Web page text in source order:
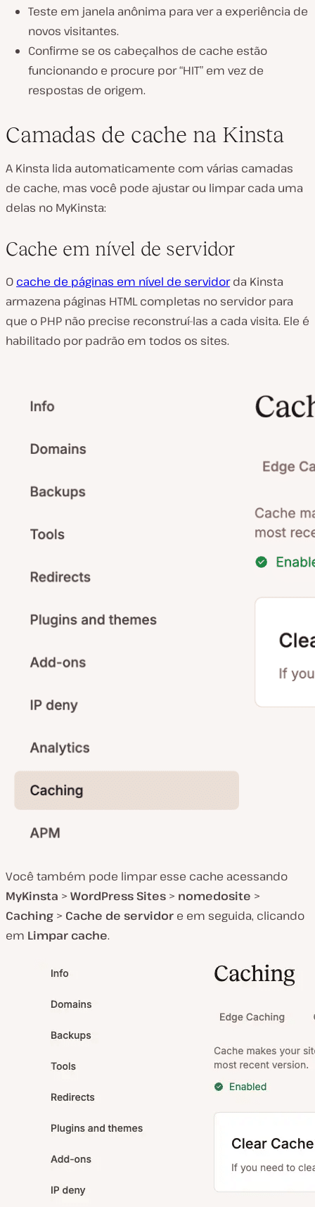
Teste em janela anônima para ver a experiência de
novos visitantes.
Confirme se os cabeçalhos de cache estão
funcionando e procure por “HIT” em vez de
respostas de origem.
Camadas de cache na Kinsta
A Kinsta lida automaticamente com várias camadas
de cache, mas você pode ajustar ou limpar cada uma
delas no MyKinsta:
Cache em nível de servidor
O cache de páginas em nível de servidorda Kinsta
armazena páginas HTML completas no servidor para
que o PHP não precise reconstruí-las a cada visita. Ele é
habilitado por padrão em todos os sites.
Você também pode limpar esse cache acessando
MyKinsta >WordPress Sites > nomedosite >
Caching > Cache de servidor e em seguida, clicando
em Limpar cache.